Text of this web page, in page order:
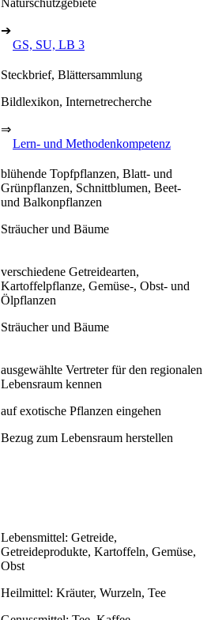
➔
GS, SU, LB 3
Steckbrief, Blättersammlung
Bildlexikon, Internetrecherche
⇒
Lern- und Methodenkompetenz
blühende Topfpflanzen, Blatt- und
Grünpflanzen, Schnittblumen, Beet-
und Balkonpflanzen
Sträucher und Bäume
verschiedene Getreidearten,
Kartoffelpflanze, Gemüse-, Obst- und
Ölpflanzen
Sträucher und Bäume
ausgewählte Vertreter für den regionalen
Lebensraum kennen
auf exotische Pflanzen eingehen
Bezug zum Lebensraum herstellen
Lebensmittel: Getreide,
Getreideprodukte, Kartoffeln, Gemüse,
Obst
Heilmittel: Kräuter, Wurzeln, Tee